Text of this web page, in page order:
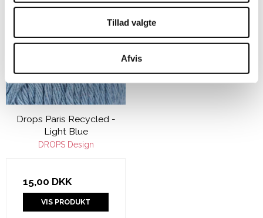
Tillad valgte
Afvis
Drops Paris Recycled -
Light Blue
DROPS Design
15,00 DKK
VIS PRODUKT